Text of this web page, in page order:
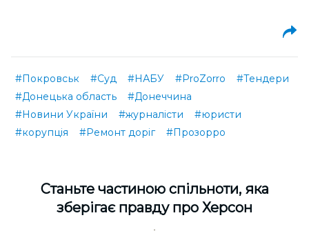
#Покровськ #Суд #НАБУ #ProZorro
#Тендери
#Донецька область
#Донеччина
#Новини України
#журналісти
#юристи
#корупція
#Ремонт доріг #Прозорро
Cтаньте частиною спільноти, яка
зберігає правду про Херсон